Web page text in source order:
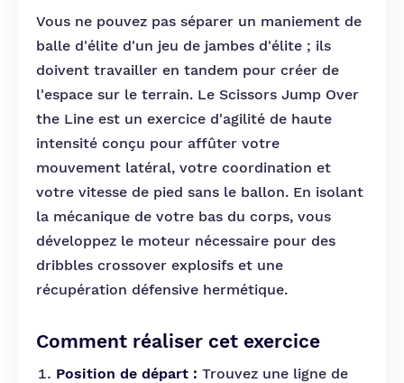
Vous ne pouvez pas séparer un maniement de
balle d'élite d'un jeu de jambes d'élite ; ils
doivent travailler en tandem pour créer de
l'espace sur le terrain. Le Scissors Jump Over
the Line est un exercice d'agilité de haute
intensité conçu pour affûter votre
mouvement latéral, votre coordination et
votre vitesse de pied sans le ballon. En isolant
la mécanique de votre bas du corps, vous
développez le moteur nécessaire pour des
dribbles crossover explosifs et une
récupération défensive hermétique.
Comment réaliser cet exercice
Position de départ : Trouvez une ligne de